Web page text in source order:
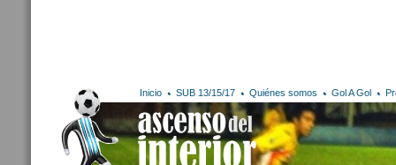
Inicio SUB 13/15/17 Quiénes somos Gol A Gol